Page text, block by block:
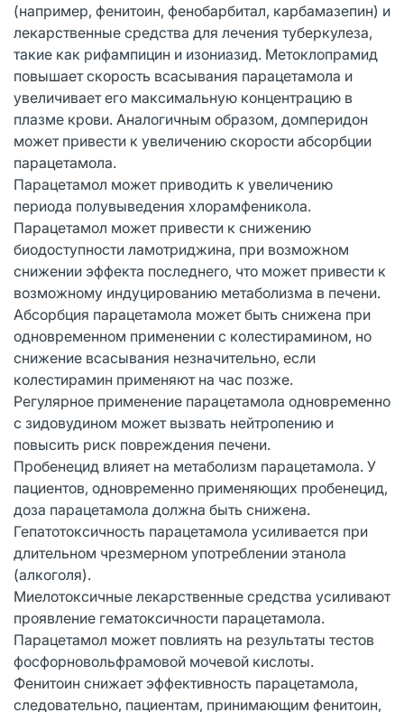
(например, фенитоин, фенобарбитал, карбамазепин) и
лекарственные средства для лечения туберкулеза,
такие как рифампицин и изониазид. Метоклопрамид
повышает скорость всасывания парацетамола и
увеличивает его максимальную концентрацию в
плазме крови. Аналогичным образом, домперидон
может привести к увеличению скорости абсорбции
парацетамола.
Парацетамол может приводить к увеличению
периода полувыведения хлорамфеникола.
Парацетамол может привести к снижению
биодоступности ламотриджина, при возможном
снижении эффекта последнего, что может привести к
возможному индуцированию метаболизма в печени.
Абсорбция парацетамола может быть снижена при
одновременном применении с колестирамином, но
снижение всасывания незначительно, если
колестирамин применяют на час позже.
Регулярное применение парацетамола одновременно
с зидовудином может вызвать нейтропению и
повысить риск повреждения печени.
Пробенецид влияет на метаболизм парацетамола. У
пациентов, одновременно применяющих пробенецид,
доза парацетамола должна быть снижена.
Гепатотоксичность парацетамола усиливается при
длительном чрезмерном употреблении этанола
(алкоголя).
Миелотоксичные лекарственные средства усиливают
проявление гематоксичности парацетамола.
Парацетамол может повлиять на результаты тестов
фосфорновольфрамовой мочевой кислоты.
Фенитоин снижает эффективность парацетамола,
следовательно, пациентам, принимающим фенитоин,